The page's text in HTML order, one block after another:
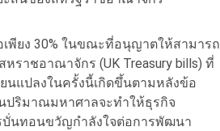
พียง 30% ในขณะที่อนุญาตให้สามารถ
ราชอาณาจักร (UK Treasury bills) ที่
นแปลงในครั้งนี้เกิดขึ้นตามหลังข้อ
ปริมาณมหาศาลจะทำให้ธุรกิจ
บั่นทอนขวัญกำลังใจต่อการพัฒนา